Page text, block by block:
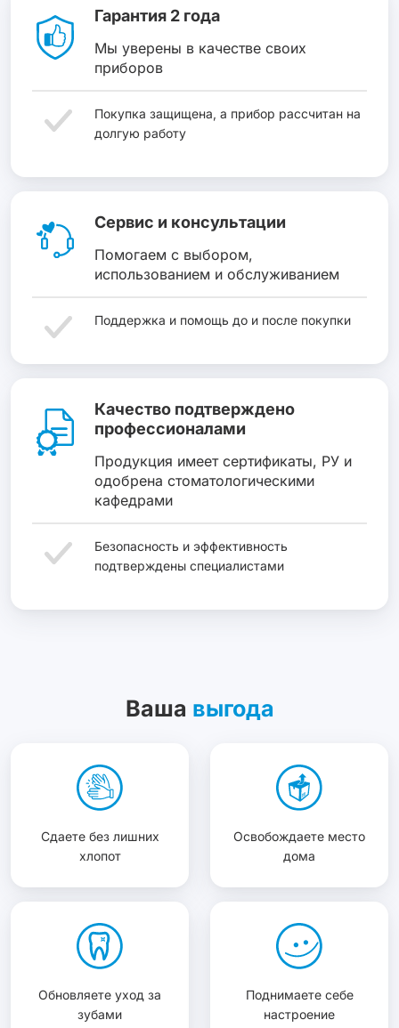
Гарантия 2 года
Мы уверены в качестве своих
приборов
Покупка защищена, а прибор рассчитан на
долгую работу
Сервис и консультации
Помогаем с выбором,
использованием и обслуживанием
Поддержка и помощь до и после покупки
Качество подтверждено
профессионалами
Продукция имеет сертификаты, РУ и
одобрена стоматологическими
кафедрами
Безопасность и эффективность
подтверждены специалистами
Ваша выгода
Сдаете без лишних
хлопот
Освобождаете место
дома
Обновляете уход за
зубами
Поднимаете себе
настроение